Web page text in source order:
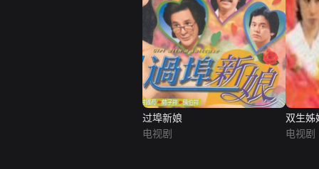
过埠新娘
电视剧
双生姊
电视剧